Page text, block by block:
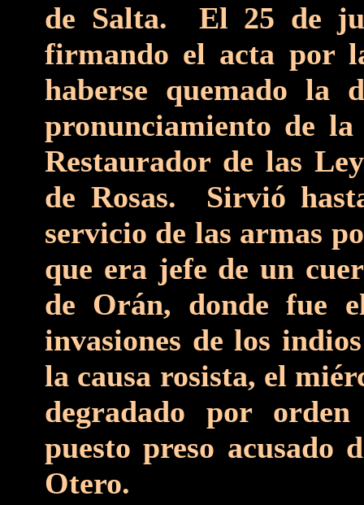
de Salta. El 25 de
firmando el acta por
haberse quemado la
pronunciamiento de
Restaurador de las
de Rosas. Sirvió
servicio de las armas
que era jefe de un
de Orán, donde fue
invasiones de los
la causa rosista, el
degradado por
puesto preso acusado
Otero.